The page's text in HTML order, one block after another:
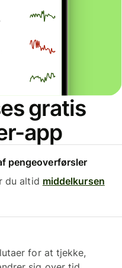
gratis
app
pengeoverførsler
du altid middelkursen
for at tjekke,